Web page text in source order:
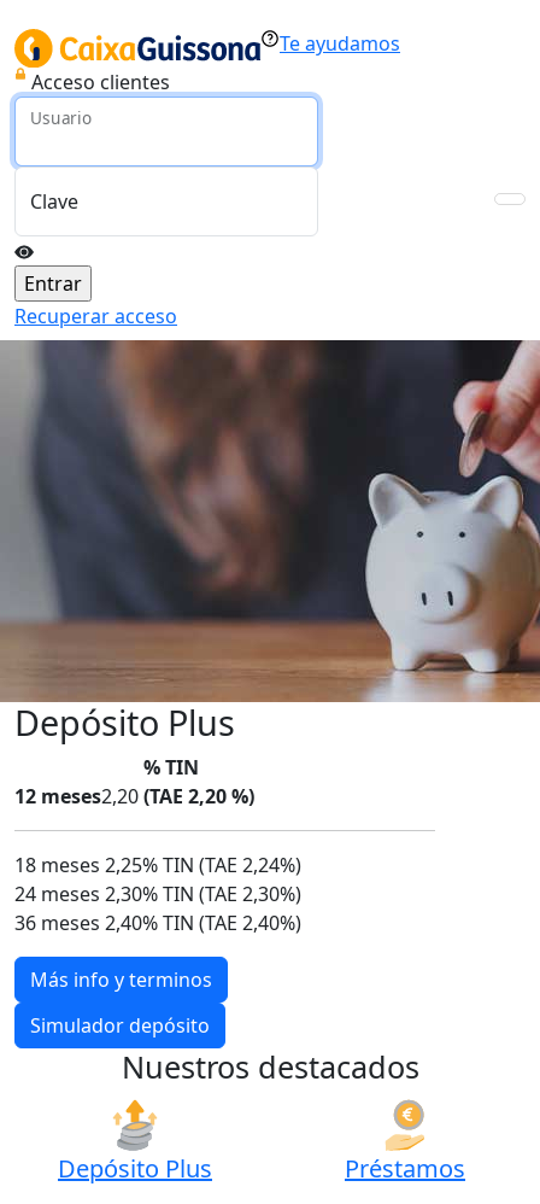
Te ayudamos
Acceso clientes
Usuario
Clave
Recuperar acceso
Depósito Plus
12 meses2,20
% TIN
(TAE 2,20 %)
18 meses 2,25% TIN (TAE 2,24%)
24 meses 2,30% TIN (TAE 2,30%)
36 meses 2,40% TIN (TAE 2,40%)
Más info y terminos
Simulador depósito
Nuestros destacados
Depósito Plus Préstamos